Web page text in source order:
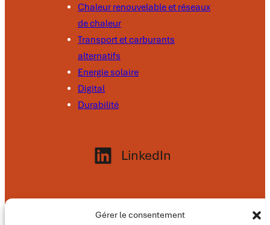
Gérer le consentement
Chaleur renouvelable et réseaux
de chaleur
Transport et carburants
alternatifs
Energie solaire
Digital
Durabilité
LinkedIn